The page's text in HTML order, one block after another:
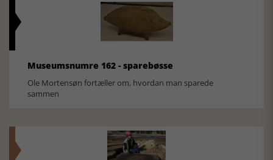
Museumsnumre 162 - sparebøsse
Ole Mortensøn fortæller om, hvordan man sparede
sammen